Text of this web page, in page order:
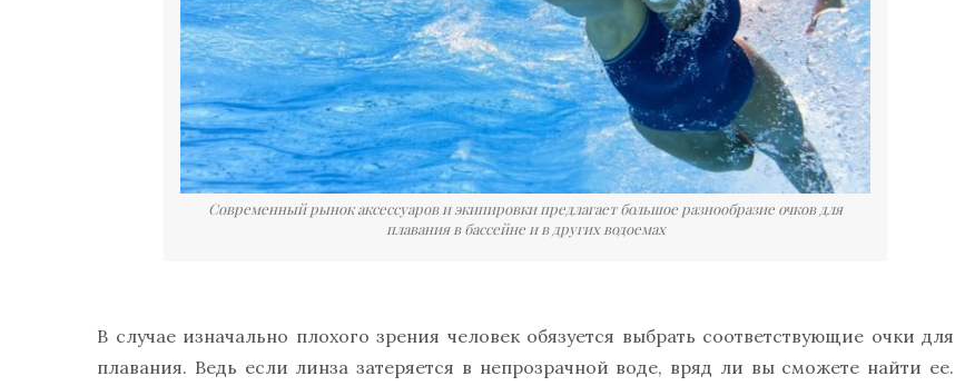
Современный рынок аксессуаров и экипировки предлагает большое разнообразие очков для
плавания в бассейне и в других водоемах
В случае изначально плохого зрения человек обязуется выбрать соответствующие очки для
плавания. Ведь если линза затеряется в непрозрачной воде, вряд ли вы сможете найти ее.